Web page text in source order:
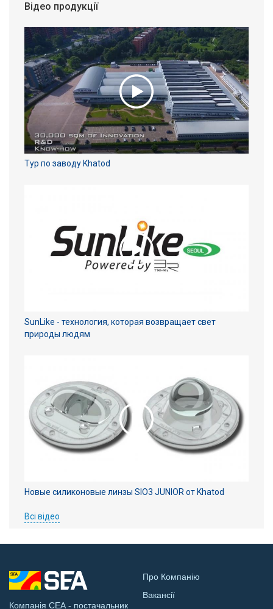
Відео продукції
Тур по заводу Khatod
SunLike - технология, которая возвращает свет
природы людям
Новые силиконовые линзы SIO3 JUNIOR от Khatod
Всі відео
Компанія СЕА - постачальник
Про Компанію
Вакансії